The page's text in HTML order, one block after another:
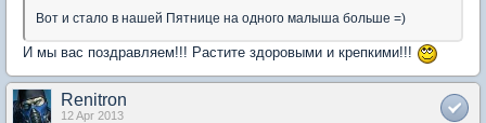
Вот и стало в нашей Пятнице на одного малыша больше =)
И мы вас поздравляем!!! Растите здоровыми и крепкими!!!
Renitron
12 Apr 2013